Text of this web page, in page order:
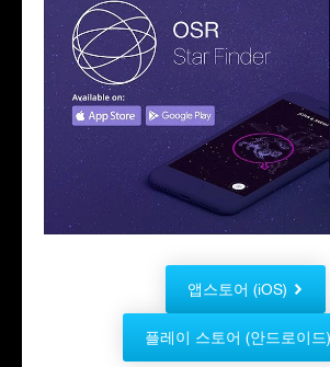
앱스토어 (iOS)
플레이 스토어 (안드로이드)